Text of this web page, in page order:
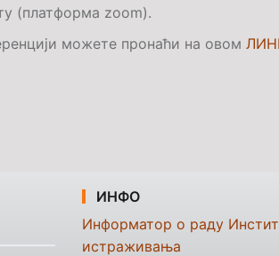
(платформа zoom).
можете пронаћи на овом
ИНФО
Информатор о раду
истраживања